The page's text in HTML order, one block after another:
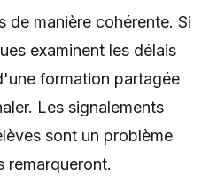
de manière cohérente. Si
examinent les délais
formation partagée
Les signalements
sont un problème
remarqueront.